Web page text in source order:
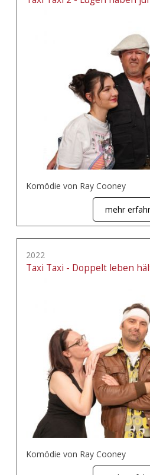
Komödie von Ray Cooney
mehr
2022
Taxi Taxi - Doppelt leben
Komödie von Ray Cooney